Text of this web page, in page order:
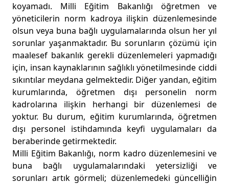
koyamadı. Milli Eğitim Bakanlığı öğretmen ve
yöneticilerin norm kadroya ilişkin düzenlemesinde
olsun veya buna bağlı uygulamalarında olsun her yıl
sorunlar yaşanmaktadır. Bu sorunların çözümü için
maalesef bakanlık gerekli düzenlemeleri yapmadığı
için, insan kaynaklarının sağlıklı yönetilmesinde ciddi
sıkıntılar meydana gelmektedir. Diğer yandan, eğitim
kurumlarında, öğretmen dışı personelin norm
kadrolarına ilişkin herhangi bir düzenlemesi de
yoktur. Bu durum, eğitim kurumlarında, öğretmen
dışı personel istihdamında keyfi uygulamaları da
beraberinde getirmektedir.
Milli Eğitim Bakanlığı, norm kadro düzenlemesini ve
buna bağlı uygulamalarındaki yetersizliği ve
sorunları artık görmeli; düzenlemedeki güncelliğin